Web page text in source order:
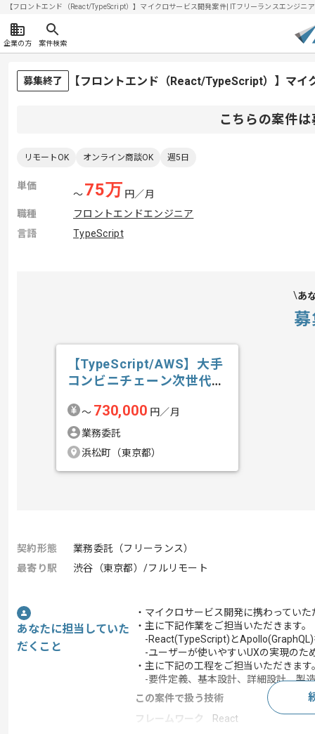
【フロントエンド（React/TypeScript）】マイクロサービス開発案件| ITフリーランスエンジ
企業の方 案件検索
募集終了 【フロントエンド（React/TypeScript）】マ
こちらの案件
リモートOK オンライン商談OK 週5日
単価
〜75万 円／月
職種
フロントエンドエンジニア
言語
TypeScript
あ
【TypeScript/AWS】大手
コンビニチェーン次世代
〜 730,000 円／月
業務委託
浜松町（東京都）
契約形態
業務委託（フリーランス）
最寄り駅
渋谷（東京都）/フルリモート
あなたに担当していた
だくこと
・マイクロサービス開発に携わっていた
・主に下記作業をご担当いただきます。
-React(TypeScript)と
-ユーザーが使いやすいUXの実現のた
・主に下記の工程をご担当いただきます
-要件定義、基本設計、詳細設計、製
この案件で扱う技術
フレームワーク
React